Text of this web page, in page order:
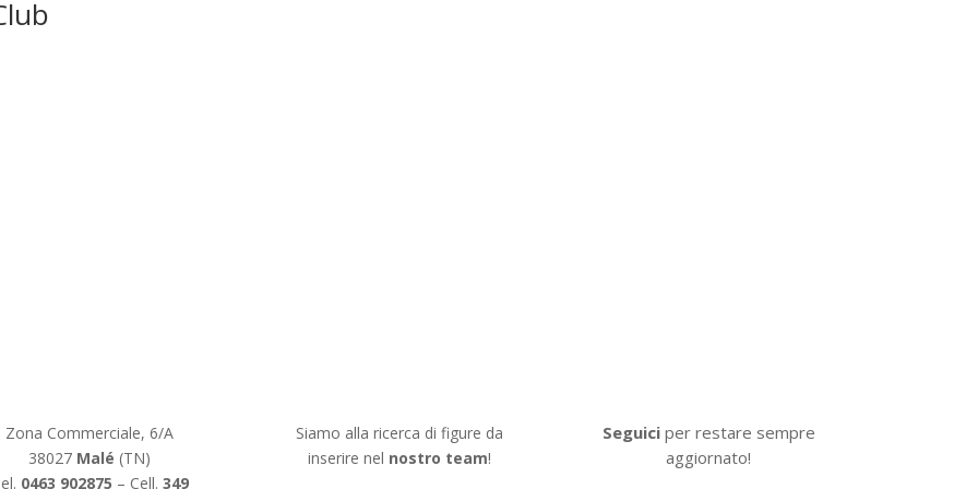
Zona Commerciale, 6/A
38027 Malé (TN)
0463 902875 – Cell. 349
Siamo alla ricerca di figure da
inserire nel nostro team!
Seguiciper restare sempre
aggiornato!